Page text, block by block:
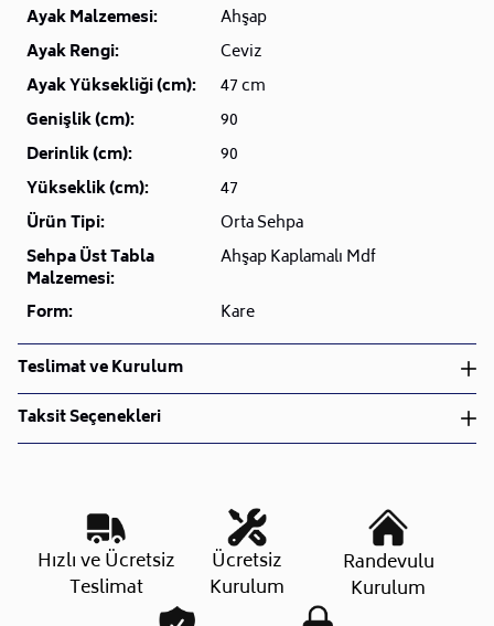
Ayak Malzemesi:
Ahşap
Ayak Rengi:
Ceviz
Ayak Yüksekliği (cm):
47 cm
Genişlik (cm):
90
Derinlik (cm):
90
Yükseklik (cm):
47
Ürün Tipi:
Orta Sehpa
Sehpa Üst Tabla
Malzemesi:
Ahşap Kaplamalı Mdf
Form:
Kare
Teslimat ve Kurulum
Teslimat ve Kurulum
• Siparişlerinizi aldıktan sonra en kısa sürede işleme
Kargo süreçlerimizi güçlü lojistik ağımızla
destekleyerek, teslimatı en hızlı şekilde
gerçekleştiriyoruz.
Siparişiniz hazırlandığında kurulum ekiplerimiz sizin
ile iletişime geçip müsait olduğunuz tarihte teslimat
Taksit Seçenekleri
Taksit Sayısı Aylık Tutar
Toplam Tutar
Tek Çekim
13.862,65 TL
13.862,65 TL
Hızlı ve Ücretsiz
Teslimat
Ücretsiz
Kurulum
Randevulu
Kurulum